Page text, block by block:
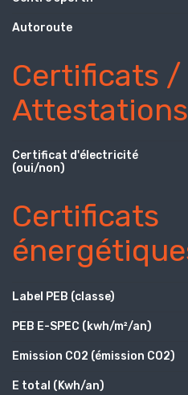
Autoroute
Certificats /
Attestations
Certificat d'électricité
(oui/non)
Certificats
Label PEB (classe)
PEB E-SPEC (kwh/m²/an)
Emission CO2 (émission CO2)
E total (Kwh/an)